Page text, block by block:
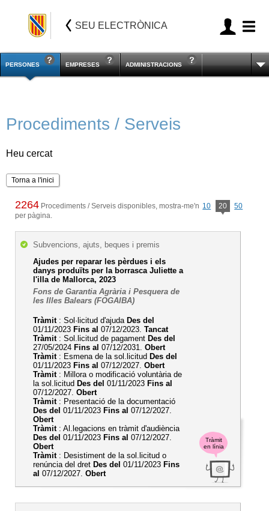
SEU ELECTRÒNICA
PERSONES EMPRESES ADMINISTRACIONS
Procediments / Serveis
Heu cercat
Torna a l'inici
2264 Procediments / Serveis disponibles, mostra-me'n 10 20
50
per pàgina.
Tràmit
en línia
Subvencions, ajuts, beques i premis
Ajudes per reparar les pèrdues i els
danys produïts per la borrasca Juliette a
l'illa de Mallorca, 2023
Fons de Garantia Agrària i Pesquera de
les Illes Balears (FOGAIBA)
Tràmit: Sol·licitud d'ajuda Des del
01/11/2023 Fins al 07/12/2023. Tancat
Tràmit: Sol.licitud de pagament Des del
27/05/2024 Fins al 07/12/2031. Obert
Tràmit: Esmena de la sol.licitud Des del
01/11/2023 Fins al 07/12/2027. Obert
Tràmit: Millora o modificació voluntària de
la sol.licitud Des del 01/11/2023 Fins al
07/12/2027. Obert
Tràmit: Presentació de la documentació
Des del 01/11/2023 Fins al 07/12/2027.
Obert
Tràmit: Al.legacions en tràmit d'audiència
Des del 01/11/2023 Fins al 07/12/2027.
Obert
Tràmit: Desistiment de la sol.licitud o
renúncia del dret Des del 01/11/2023 Fins
al 07/12/2027. Obert